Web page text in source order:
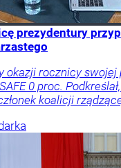
prezydentury
okazji rocznicy swojej
0 proc.
koalicji